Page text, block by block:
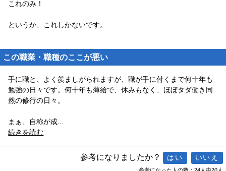
これのみ！
というか、これしかないです。
この職業・職種のここが悪い
手に職と、よく羨ましがられますが、職が手に付くまで何十年も
勉強の日々です。何十年も薄給で、休みもなく、ほぼタダ働き同
然の修行の日々。
まぁ、自称が成
続きを読む
参考になりましたか？